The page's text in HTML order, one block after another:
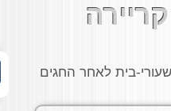
בית לאחר החגים